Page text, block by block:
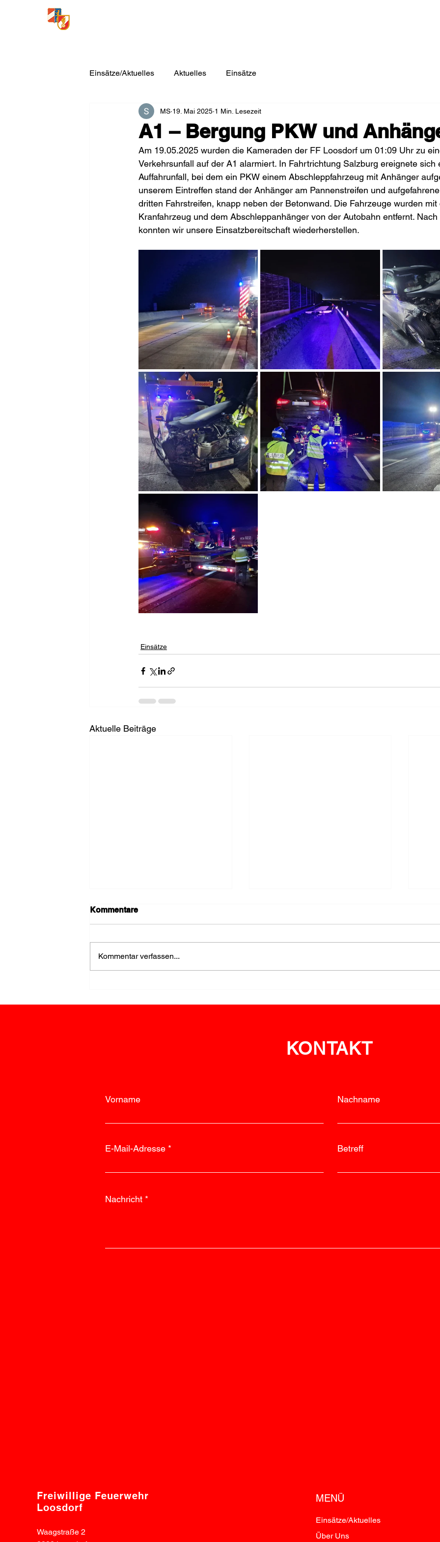
Einsätze/Aktuelles Aktuelles Einsätze
A1 – Bergung PKW und
MS 19. Mai 2025 1 Min. Lesezeit
Am 19.05.2025 wurden die Kameraden der FF Loosdorf um 01:09 Uhr zu
Verkehrsunfall auf der A1 alarmiert. In Fahrtrichtung Salzburg ereignete sich
Auffahrunfall, bei dem ein PKW einem Abschleppfahrzeug mit Anhänger
unserem Eintreffen stand der Anhänger am Pannenstreifen und
dritten Fahrstreifen, knapp neben der Betonwand. Die Fahrzeuge wurden mit
Kranfahrzeug und dem Abschleppanhänger von der Autobahn entfernt. Nach
konnten wir unsere Einsatzbereitschaft wiederherstellen.
Einsätze
Aktuelle Beiträge
Neuhofen
Kommentare
Kommentar verfassen...
KONTAKT
Vorname Nachname
E-Mail-Adresse Betreff
Nachricht
Freiwillige Feuerwehr
Loosdorf
Waagstraße 2
MENÜ
Einsätze/Aktuelles
Über Uns